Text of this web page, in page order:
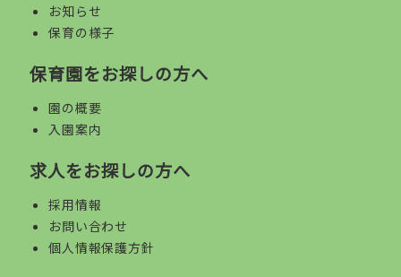
お知らせ
保育の様子
保育園をお探しの方へ
園の概要
入園案内
求人をお探しの方へ
採用情報
お問い合わせ
個人情報保護方針